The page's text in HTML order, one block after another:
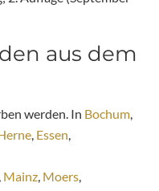
aus dem
werden. In Bochum,
, Essen,
, Mainz, Moers,